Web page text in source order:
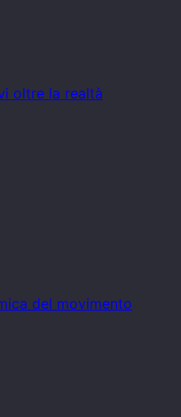
oltre la realtà
del movimento